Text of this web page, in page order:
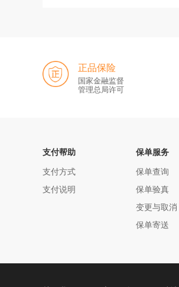
正品保险
国家金融监督
管理总局许可
支付帮助
支付方式
支付说明
保单服务
保单查询
保单验真
变更与取消
保单寄送